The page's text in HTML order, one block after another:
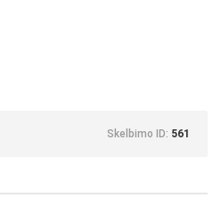
Skelbimo ID: 561